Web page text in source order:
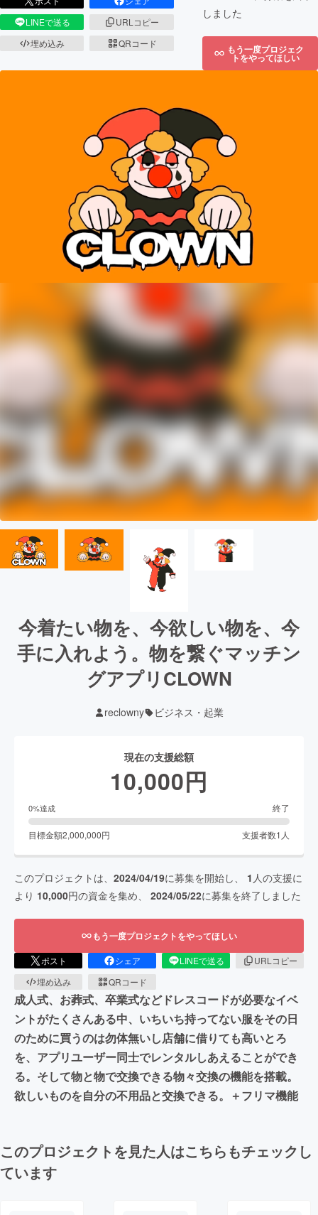
LINEで送る
URLコピー
埋め込み
QRコード
しました
もう一度プロジェク
トをやってほしい
今着たい物を、今欲しい物を、今
手に入れよう。物を繋ぐマッチン
グアプリCLOWN
reclowny ビジネス・起業
現在の支援総額
10,000円
0%達成 終了
目標金額2,000,000円 支援者数1 人
このプロジェクトは、 2024/04/19に募集を開始し、 1 人の支援に
より 10,000円の資金を集め、 2024/05/22に募集を終了しました
もう一度プロジェクトをやってほしい
ポスト シェア LINEで送る
URLコピー
埋め込み
QRコード
成人式、お葬式、卒業式などドレスコードが必要なイベ
ントがたくさんある中、いちいち持ってない服をその日
のために買うのは勿体無いし店舗に借りても高いとろ
を、アプリユーザー同士でレンタルしあえることができ
る。そして物と物で交換できる物々交換の機能を搭載。
欲しいものを自分の不用品と交換できる。＋フリマ機能
このプロジェクトを見た人はこちらもチェックし
ています